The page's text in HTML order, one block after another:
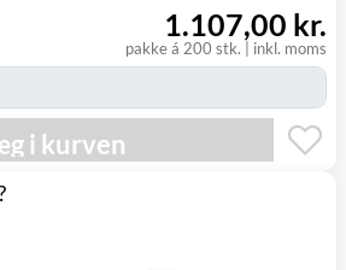
pakke á 200 stk. inkl. moms
1.107,00 kr.
i kurven